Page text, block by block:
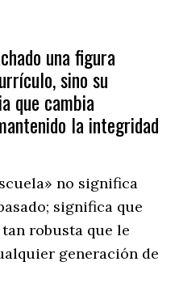
una figura
sino su
que cambia
la integridad
no significa
significa que
robusta que le
generación de